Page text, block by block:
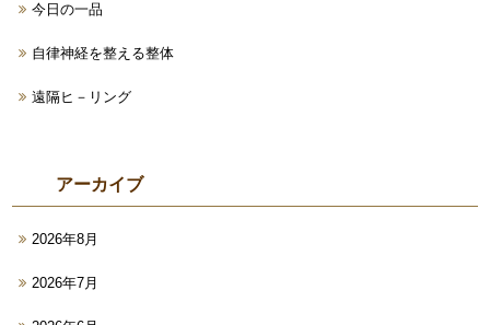
今日の一品
自律神経を整える整体
遠隔ヒ－リング
アーカイブ
2026年8月
2026年7月